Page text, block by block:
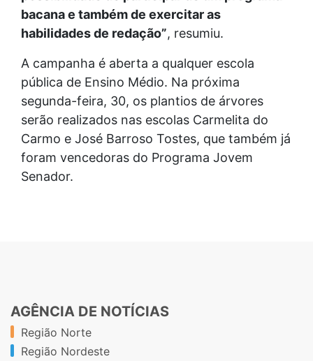
bacana e também de exercitar as
habilidades de redação”, resumiu.
A campanha é aberta a qualquer escola
pública de Ensino Médio. Na próxima
segunda-feira, 30, os plantios de árvores
serão realizados nas escolas Carmelita do
Carmo e José Barroso Tostes, que também já
foram vencedoras do Programa Jovem
Senador.
AGÊNCIA DE NOTÍCIAS
Região Norte
Região Nordeste